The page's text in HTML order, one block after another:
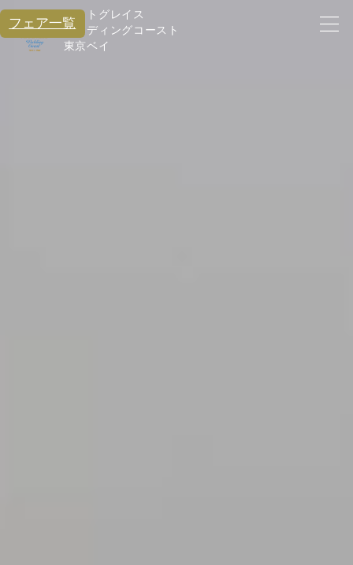
フェア一覧
アートグレイス
ウエディングコースト
東京ベイ